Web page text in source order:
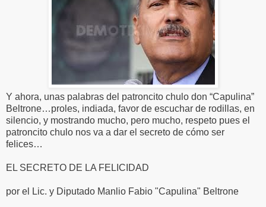
Y ahora, unas palabras del patroncito chulo don “Capulina”
Beltrone…proles, indiada, favor de escuchar de rodillas, en
silencio, y mostrando mucho, pero mucho, respeto pues el
patroncito chulo nos va a dar el secreto de cómo ser
felices…
EL SECRETO DE LA FELICIDAD
por el Lic. y Diputado Manlio Fabio "Capulina" Beltrone